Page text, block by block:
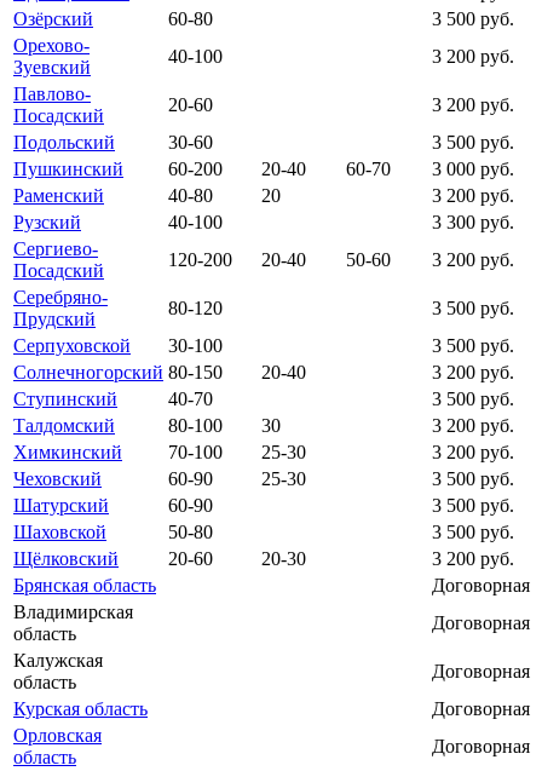
Озёрский
60-80
3 500 руб.
Орехово-
Зуевский
40-100
3 200 руб.
Павлово-
Посадский
20-60
3 200 руб.
Подольский
30-60
3 500 руб.
Пушкинский
60-200 20-40 60-70
3 000 руб.
Раменский
40-80 20
3 200 руб.
Рузский
40-100
3 300 руб.
Сергиево-
Посадский
120-200 20-40 50-60
3 200 руб.
Серебряно-
Прудский
80-120
3 500 руб.
Серпуховской
30-100
3 500 руб.
Солнечногорский 80-150 20-40
3 200 руб.
Ступинский
40-70
3 500 руб.
Талдомский
80-100 30
3 200 руб.
Химкинский
70-100 25-30
3 200 руб.
Чеховский
60-90 25-30
3 500 руб.
Шатурский
60-90
3 500 руб.
Шаховской
50-80
3 500 руб.
Щёлковский
20-60 20-30
3 200 руб.
Брянская область
Договорная
Владимирская
область
Договорная
Калужская
область
Договорная
Курская область
Договорная
Орловская
область
Договорная